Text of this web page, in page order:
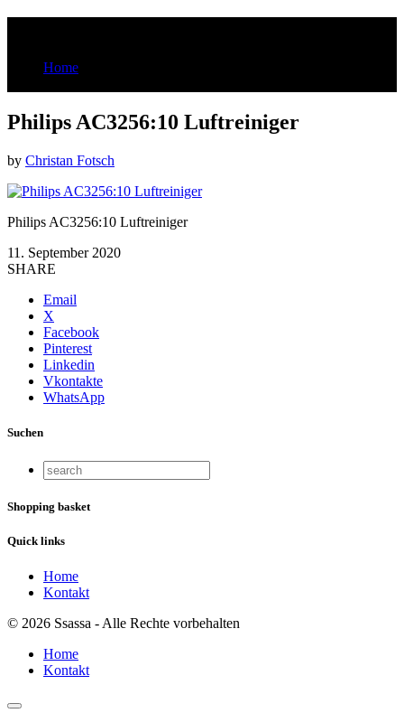
Home
Philips AC3256:10 Luftreiniger
by Christan Fotsch
Philips AC3256:10 Luftreiniger
11. September 2020
SHARE
Email
X
Facebook
Pinterest
Linkedin
Vkontakte
WhatsApp
Suchen
Shopping basket
Quick links
Home
Kontakt
© 2026 Ssassa - Alle Rechte vorbehalten
Home
Kontakt